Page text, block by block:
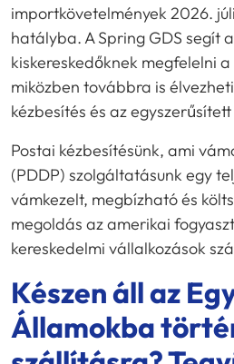
importkövetelmények 2026.
hatályba. A Spring GDS segít
kiskereskedőknek megfelelni
miközben továbbra is
kézbesítés és az
Postai kézbesítésünk, ami
(PDDP) szolgáltatásunk egy
vámkezelt, megbízható és
megoldás az amerikai
kereskedelmi vállalkozások
Készen áll az
Államokba